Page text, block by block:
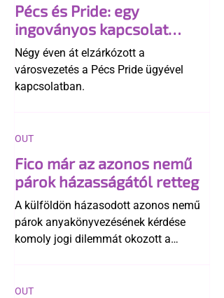
Pécs és Pride: egy
ingoványos kapcsolat
története
Négy éven át elzárkózott a
városvezetés a Pécs Pride ügyével
kapcsolatban.
Fico már az azonos nemű
párok házasságától retteg
A külföldön házasodott azonos nemű
párok anyakönyvezésének kérdése
komoly jogi dilemmát okozott a
egyértelműen tiltja a házasságuk
OUT
OUT